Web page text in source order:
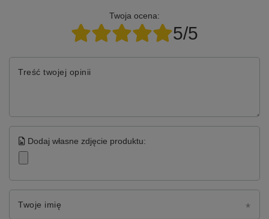
Twoja ocena:
5/5
Treść twojej opinii
Dodaj własne zdjęcie produktu:
Twoje imię